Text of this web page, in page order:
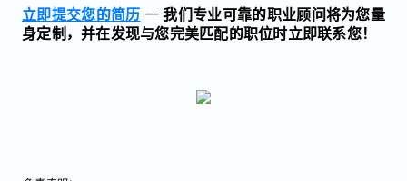
立即提交您的简历 — 我们专业可靠的职业顾问将为您量
身定制，并在发现与您完美匹配的职位时立即联系您！